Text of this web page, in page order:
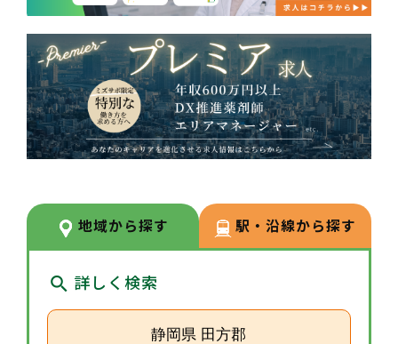
地域から探す 駅・沿線から探す
詳しく検索
静岡県 田方郡